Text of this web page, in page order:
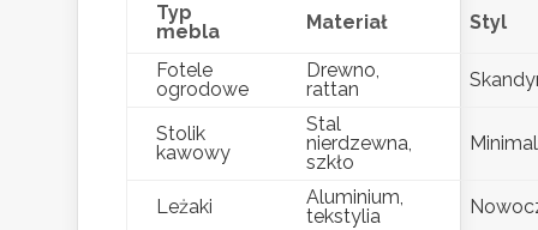
Typ
mebla
Materiał Styl
Fotele
ogrodowe
Drewno,
rattan
Stolik
kawowy
Stal
nierdzewna,
szkło
Leżaki
Aluminium,
tekstylia